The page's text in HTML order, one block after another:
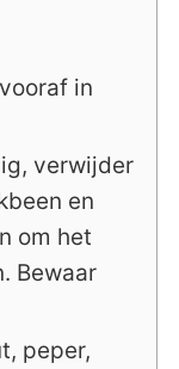
in
verwijder
en
om het
Bewaar
peper,